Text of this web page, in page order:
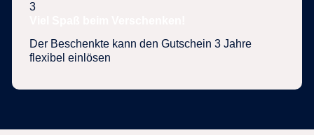
3
Der Beschenkte kann den Gutschein 3 Jahre
flexibel einlösen